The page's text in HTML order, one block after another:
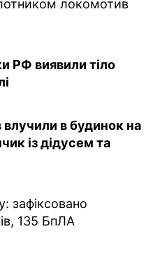
локомотив
РФ виявили тіло
влучили в будинок на
із дідусем та
зафіксовано
135 БпЛА